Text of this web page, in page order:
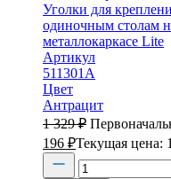
Уголки для
одиночным столам
металлокаркасе Lite
Артикул
511301А
Цвет
Антрацит
1 329₽
196 ₽Текущая цена: